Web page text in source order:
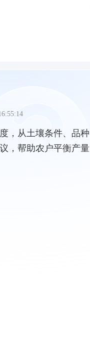
，从土壤条件、品种
，帮助农户平衡产量